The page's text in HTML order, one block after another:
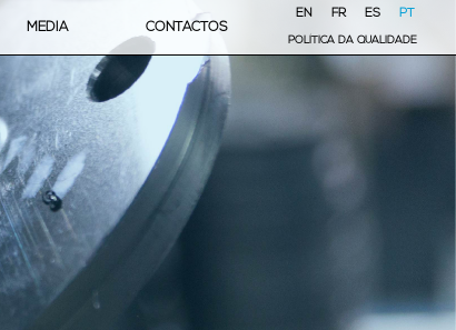
MEDIA CONTACTOS
EN FR ES PT
POLÍTICA DA QUALIDADE